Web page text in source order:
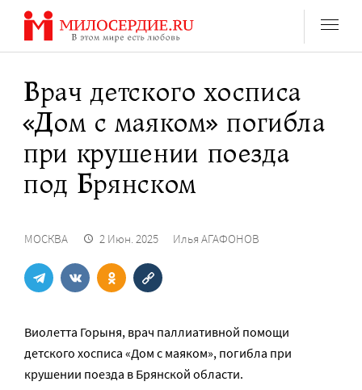
Перейти
содержанию
Врач детского хосписа
«Дом с маяком» погибла
при крушении поезда
под Брянском
МОСКВА 2 Июн. 2025 Илья АГАФОНОВ
Виолетта Горыня, врач паллиативной помощи
детского хосписа «Дом с маяком», погибла при
крушении поезда в Брянской области.